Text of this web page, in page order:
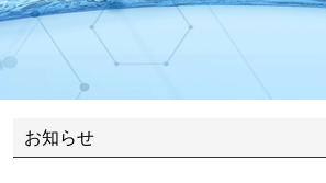
お知らせ